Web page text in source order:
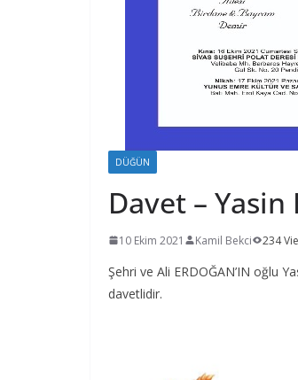
DÜĞÜN
Davet – Yasin
10 Ekim 2021 Kamil Bekci 234
Şehri ve Ali ERDOĞAN’IN oğlu
davetlidir.